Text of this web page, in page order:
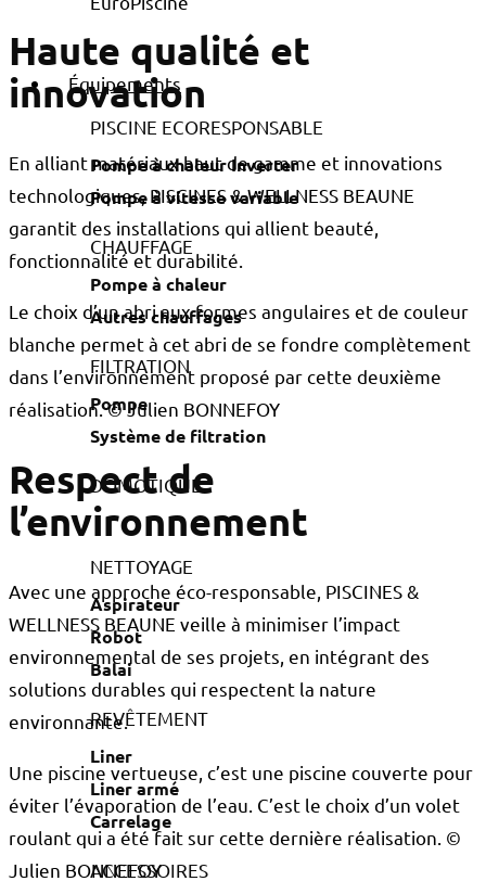
Équipements
PISCINE ECORESPONSABLE
Pompe à chaleur Inverter
Pompe à vitesse variable
CHAUFFAGE
Pompe à chaleur
Autres chauffages
FILTRATION
Pompe
Système de filtration
DOMOTIQUE
NETTOYAGE
Aspirateur
Robot
Balai
REVÊTEMENT
Liner
Liner armé
Carrelage
ACCESSOIRES
Haute qualité et
innovation
En alliant matériaux haut de gamme et innovations
technologiques, PISCINES & WELLNESS BEAUNE
garantit des installations qui allient beauté,
fonctionnalité et durabilité.
Le choix d’un abri aux formes angulaires et de couleur
blanche permet à cet abri de se fondre complètement
dans l’environnement proposé par cette deuxième
réalisation. © Julien BONNEFOY
Respect de
l’environnement
Avec une approche éco-responsable, PISCINES &
WELLNESS BEAUNE veille à minimiser l’impact
environnemental de ses projets, en intégrant des
solutions durables qui respectent la nature
environnante.
Une piscine vertueuse, c’est une piscine couverte pour
éviter l’évaporation de l’eau. C’est le choix d’un volet
roulant qui a été fait sur cette dernière réalisation. ©
Julien BONNEFOY